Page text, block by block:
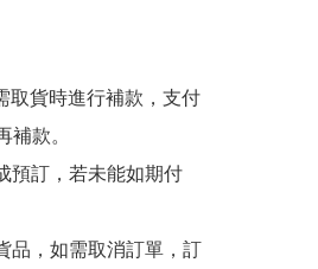
取貨時進行補款，支付
款。
預訂，若未能如期付
品，如需取消訂單，訂